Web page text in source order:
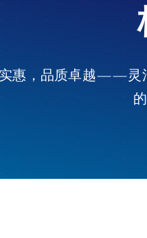
惠，品质卓越——灵